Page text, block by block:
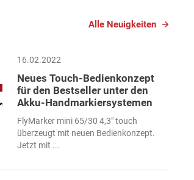
Alle Neuigkeiten
16.02.2022
Neues Touch-Bedienkonzept
für den Bestseller unter den
Akku-Handmarkiersystemen
FlyMarker mini 65/30 4,3" touch
überzeugt mit neuen Bedienkonzept.
Jetzt mit ...